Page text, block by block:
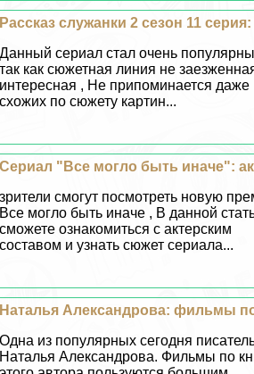
Рассказ служанки 2 сезон 11
Данный сериал стал очень
так как сюжетная линия не
интересная , Не припоминается даже
схожих по сюжету картин...
Сериал "Все могло быть иначе":
зрители смогут посмотреть новую
Все могло быть иначе , В данной
сможете ознакомиться с актерским
составом и узнать сюжет сериала...
Наталья Александрова: фильмы
Одна из популярных сегодня
Наталья Александрова. Фильмы по